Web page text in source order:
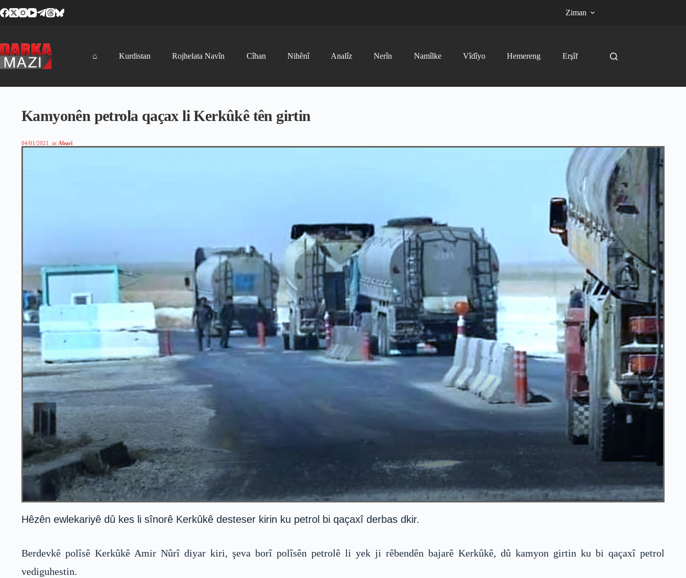
to
Ziman
⌂ Kurdistan Rojhelata Navîn Cîhan Nihênî Analîz Nerîn Namîlke Vîdîyo Hemereng Erşîf
Kamyonên petrola qaçax li Kerkûkê tên girtin
04/01/2021 in Aburî
Hêzên ewlekariyê dû kes li sînorê Kerkûkê desteser kirin ku petrol bi qaçaxî derbas dkir.
Berdevkê polîsê Kerkûkê Amir Nûrî diyar kiri, şeva borî polîsên petrolê li yek ji rêbendên bajarê Kerkûkê, dû kamyon girtin ku bi qaçaxî petrol
vediguhestin.